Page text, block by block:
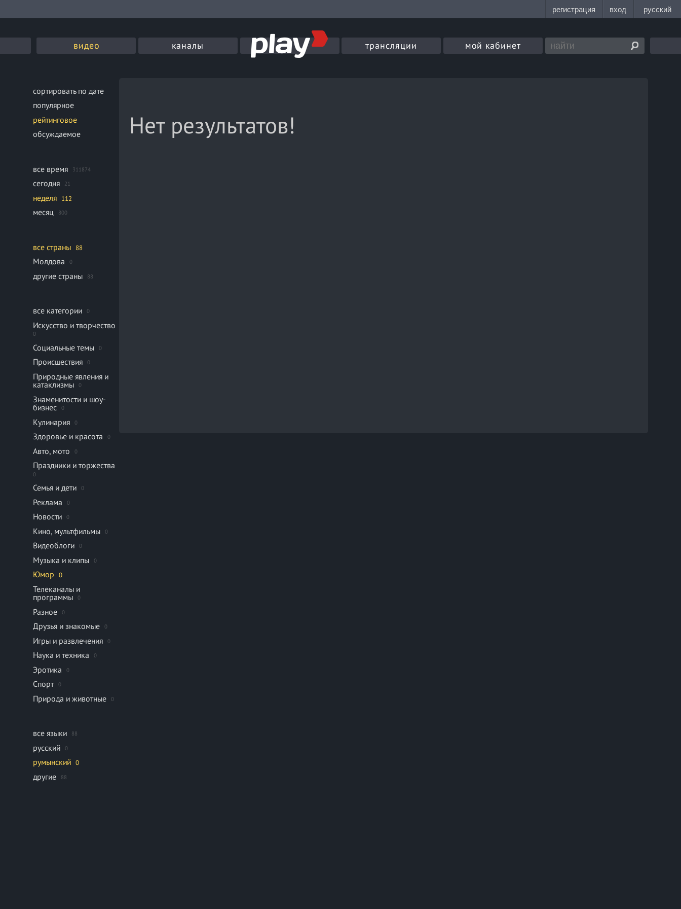
видео каналы трансляции мой кабинет
сортировать по дате
популярное
рейтинговое
обсуждаемое
все время 311874
сегодня 21
неделя 112
месяц 800
все страны 88
Молдова 0
другие страны 88
все категории 0
Искусство и творчество
0
Социальные темы 0
Происшествия 0
Природные явления и
катаклизмы
0
Знаменитости и шоу-
бизнес
0
Кулинария 0
Здоровье и красота 0
Авто, мото 0
Праздники и торжества
0
Семья и дети 0
Реклама 0
Новости 0
Кино, мультфильмы 0
Видеоблоги 0
Музыка и клипы 0
Юмор 0
Телеканалы и
программы
0
Разное 0
Друзья и знакомые 0
Игры и развлечения 0
Наука и техника 0
Эротика 0
Спорт 0
Природа и животные 0
все языки 88
русский 0
румынский 0
другие 88
Нет результатов!